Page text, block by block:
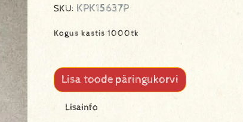
SKU: KPK15637P
Kogus kastis 1000tk
Lisa toode päringukorvi
Lisainfo